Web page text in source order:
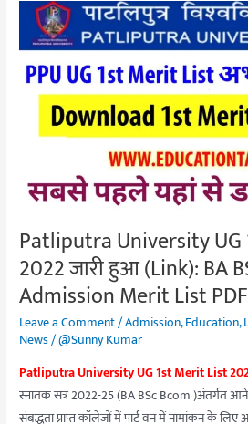
Patliputra University
2022 जारी हुआ (Link): BA
Admission Merit List
Leave a Comment/Admission,Education,
News/@Sunny Kumar
Patliputra University UG 1st Merit List
स्नातक सत्र 2022-25 (BA BSc Bcom )अंतर्गत
संबद्धता प्राप्त कॉलेजों में पार्ट वन में नामांकन के लिए
Patliputra
University
UG
1st
Merit
हुआ
BA
BSc
BCom
Admission
Merit
PDF
2022-